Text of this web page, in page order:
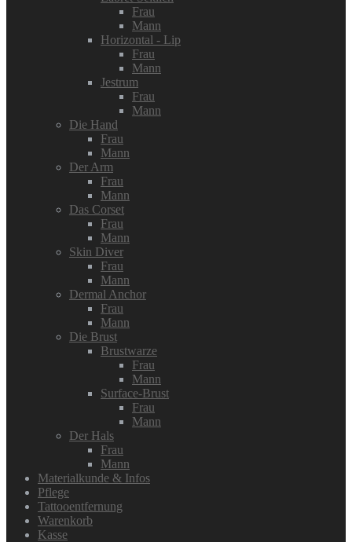
Frau
Mann
Horizontal - Lip
Frau
Mann
Jestrum
Frau
Mann
Die Hand
Frau
Mann
Der Arm
Frau
Mann
Das Corset
Frau
Mann
Skin Diver
Frau
Mann
Dermal Anchor
Frau
Mann
Die Brust
Brustwarze
Frau
Mann
Surface-Brust
Frau
Mann
Der Hals
Frau
Mann
Materialkunde & Infos
Pflege
Tattooentfernung
Warenkorb
Kasse